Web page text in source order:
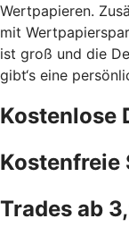
Wertpapieren.
mit
ist groß und die
gibt‘s eine
Kostenlose
Kostenfreie
Trades ab